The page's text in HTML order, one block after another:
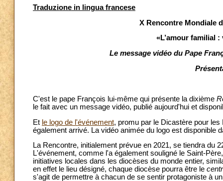
Traduzione in lingua francese
X Rencontre Mondiale
«L’amour familial
Le message vidéo du Pape
C'est le pape François lui-même qui présente la dixième
le fait avec un message vidéo, publié aujourd'hui et
Et le logo de l'événement, promu par le Dicastère pour
également arrivé. La vidéo animée du logo est disponible
La Rencontre, initialement prévue en 2021, se tiendra du
L'événement, comme l'a également souligné le Saint-
initiatives locales dans les diocèses du monde entier,
en effet le lieu désigné, chaque diocèse pourra être le
s'agit de permettre à chacun de se sentir protagoniste à